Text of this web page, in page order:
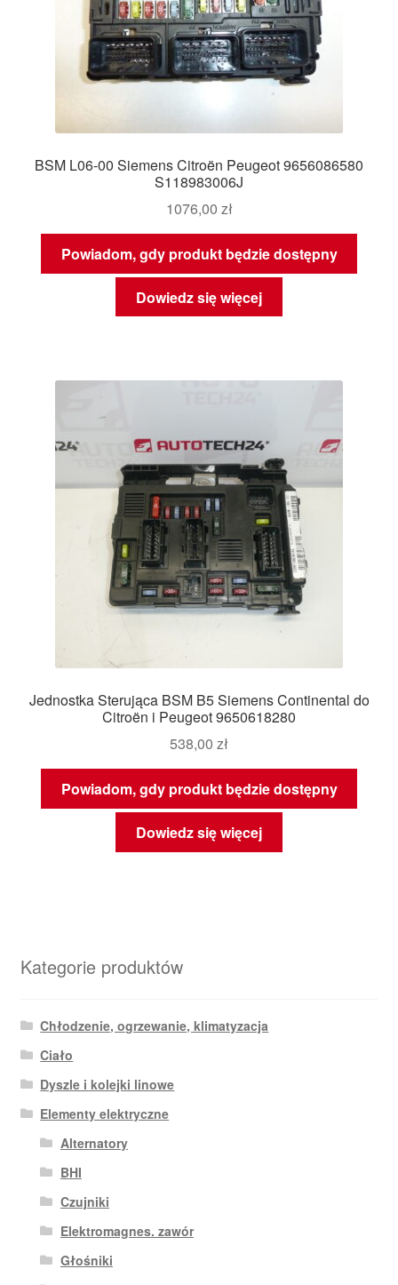
BSM L06-00 Siemens Citroën Peugeot 9656086580
S118983006J
1076,00 zł
Powiadom, gdy produkt będzie dostępny
Dowiedz się więcej
Jednostka Sterująca BSM B5 Siemens Continental do
Citroën i Peugeot 9650618280
538,00 zł
Powiadom, gdy produkt będzie dostępny
Dowiedz się więcej
Kategorie produktów
Chłodzenie, ogrzewanie, klimatyzacja
Ciało
Dyszle i kolejki linowe
Elementy elektryczne
Alternatory
BHI
Czujniki
Elektromagnes. zawór
Głośniki